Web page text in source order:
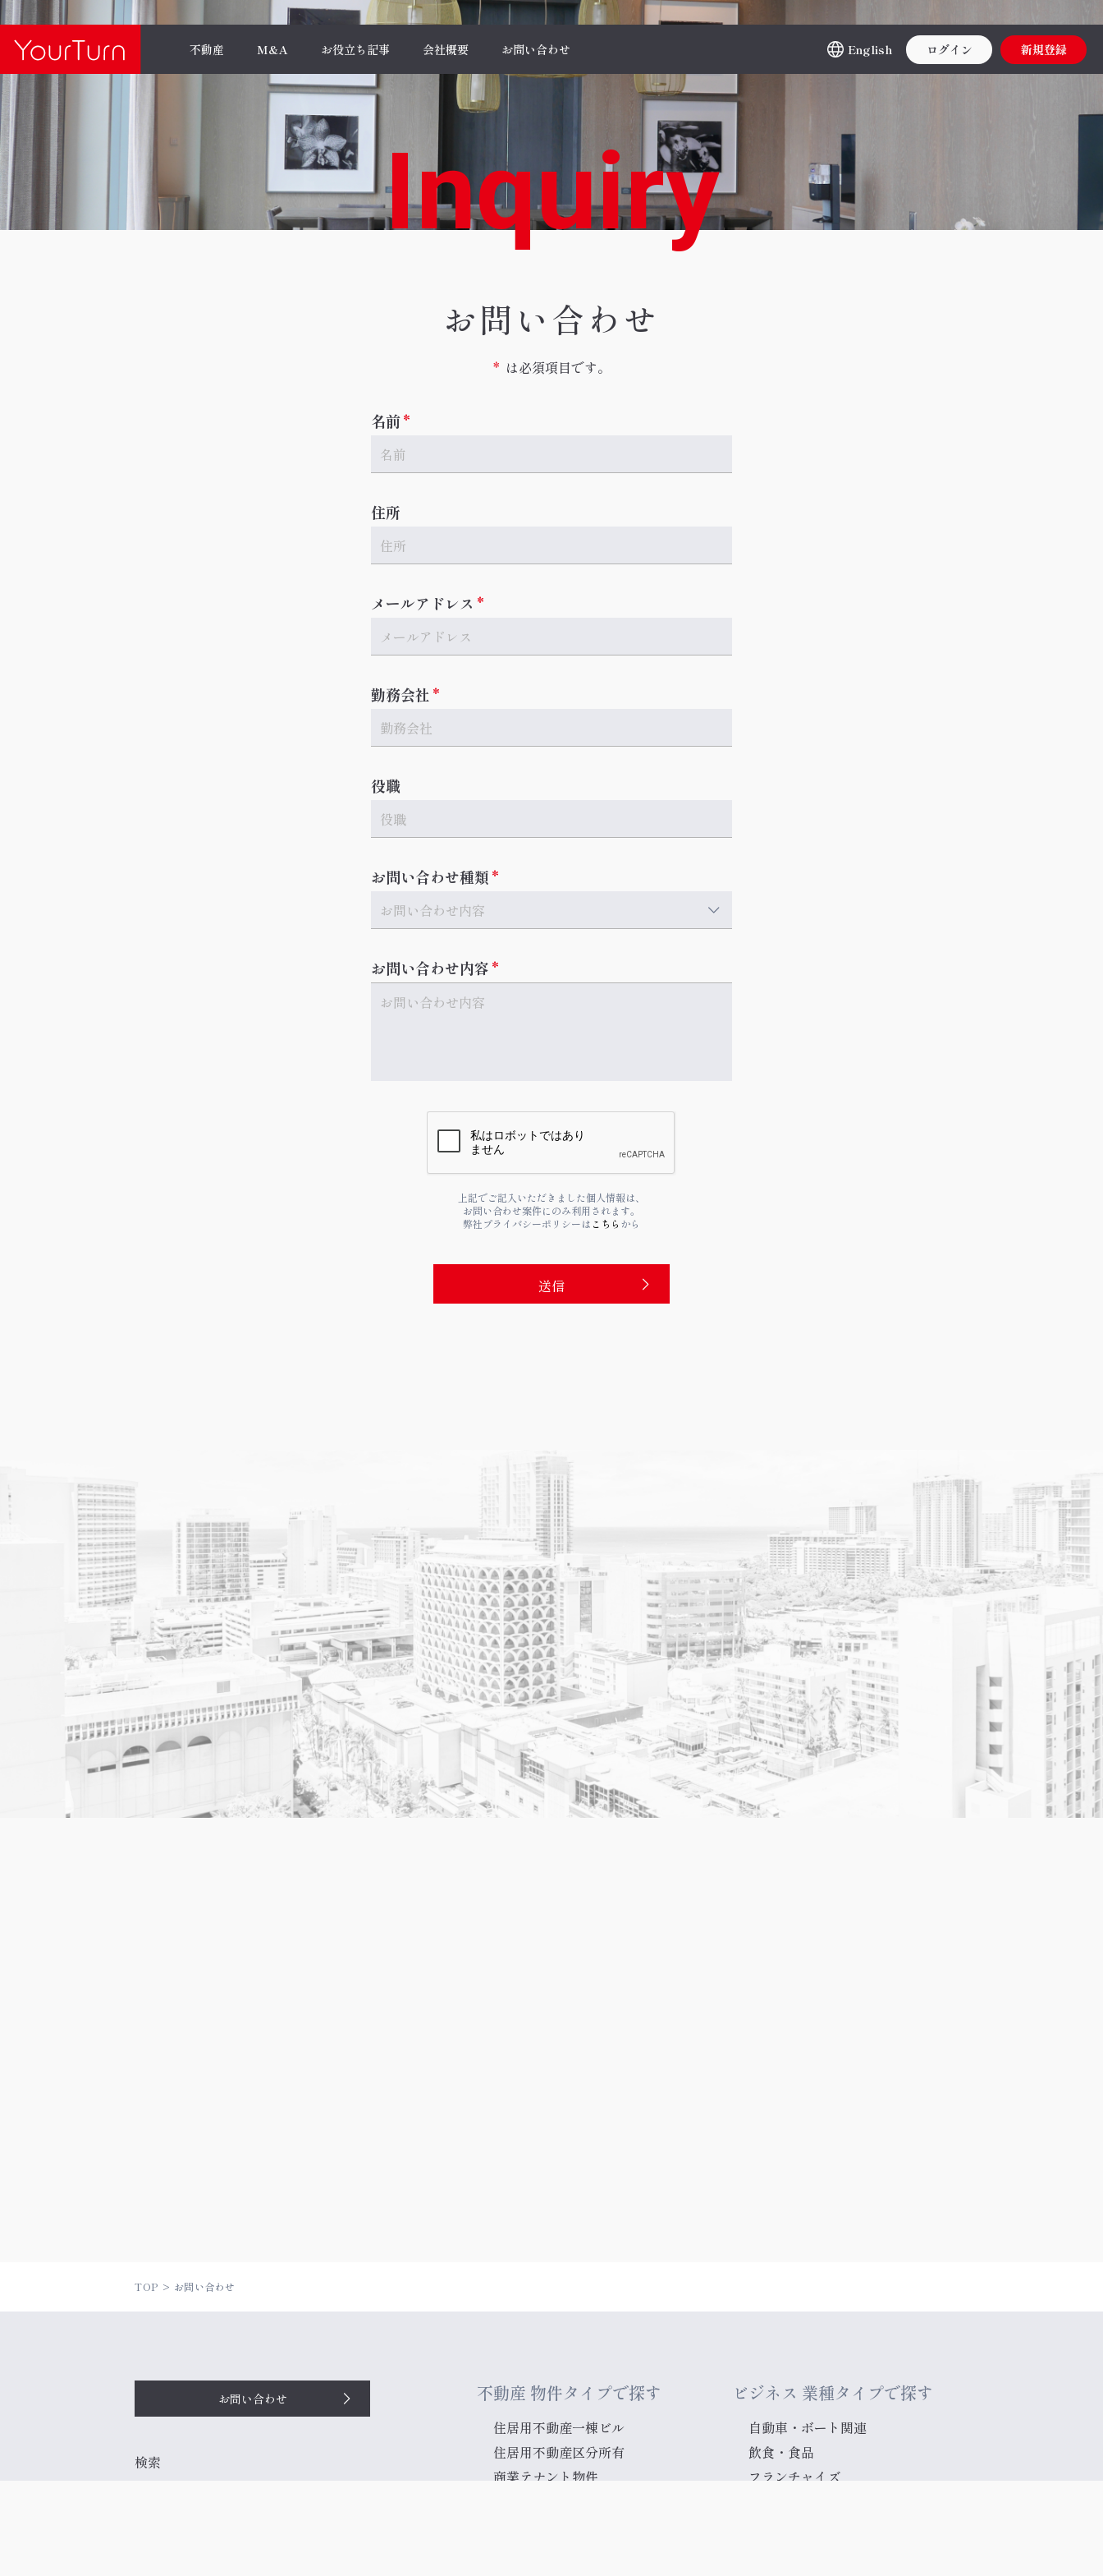
不動産 M&A お役立ち記事 会社概要 お問い合わせ English ログイン 新規登録
Inquiry
お問い合わせ
* は必須項目です。
名前
住所
メールアドレス
勤務会社
役職
お問い合わせ種類
お問い合わせ内容
上記でご記入いただきました個人情報は、
お問い合わせ案件にのみ利用されます。
弊社プライバシーポリシーは こちら から
TOP お問い合わせ
お問い合わせ
検索
不動産 物件タイプで探す
住居用不動産一棟ビル
住居用不動産区分所有
商業テナント物件
ビジネス 業種タイプで探す
自動車・ボート関連
飲食・食品
フランチャイズ